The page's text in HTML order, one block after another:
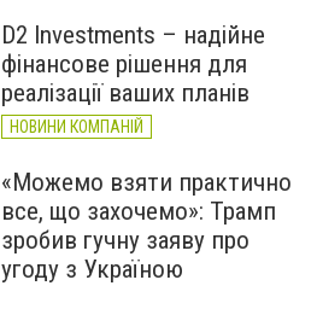
D2 Investments – надійне
фінансове рішення для
реалізації ваших планів
НОВИНИ КОМПАНІЙ
«Можемо взяти практично
все, що захочемо»: Трамп
зробив гучну заяву про
угоду з Україною